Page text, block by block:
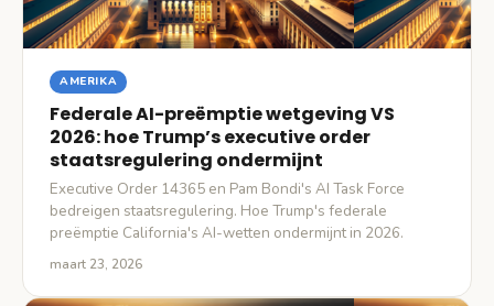
AMERIKA
Federale AI-preëmptie wetgeving VS
2026: hoe Trump’s executive order
staatsregulering ondermijnt
Executive Order 14365 en Pam Bondi's AI Task Force
bedreigen staatsregulering. Hoe Trump's federale
preëmptie California's AI-wetten ondermijnt in 2026.
maart 23, 2026